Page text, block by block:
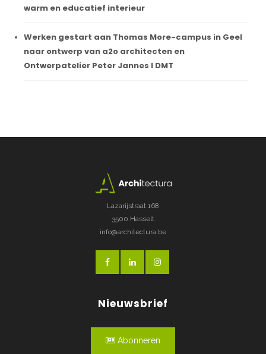
warm en educatief interieur
Werken gestart aan Thomas More-campus in Geel
naar ontwerp van a2o architecten en
Ontwerpatelier Peter Jannes I DMT
Lazarijstraat 168
3500 Hasselt
info@architectura.be
Nieuwsbrief
Abonneren